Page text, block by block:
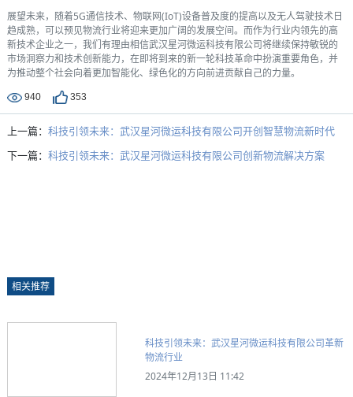
展望未来，随着5G通信技术、物联网(IoT)设备普及度的提高以及无人驾驶技术日
趋成熟，可以预见物流行业将迎来更加广阔的发展空间。而作为行业内领先的高
新技术企业之一，我们有理由相信武汉星河微运科技有限公司将继续保持敏锐的
市场洞察力和技术创新能力，在即将到来的新一轮科技革命中扮演重要角色，并
为推动整个社会向着更加智能化、绿色化的方向前进贡献自己的力量。
940 353
上一篇： 科技引领未来：武汉星河微运科技有限公司开创智慧物流新时代
下一篇： 科技引领未来：武汉星河微运科技有限公司创新物流解决方案
相关推荐
科技引领未来：武汉星河微运科技有限公司革新
物流行业
2024年12月13日 11:42